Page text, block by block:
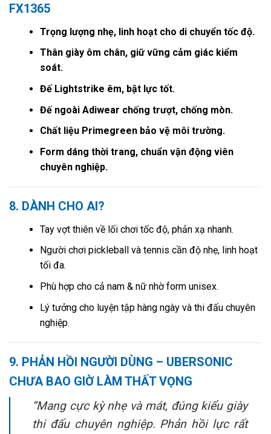
FX1365
Trọng lượng nhẹ, linh hoạt cho di chuyển tốc độ.
Thân giày ôm chân, giữ vững cảm giác kiểm
soát.
Đế Lightstrike êm, bật lực tốt.
Đế ngoài Adiwear chống trượt, chống mòn.
Chất liệu Primegreen bảo vệ môi trường.
Form dáng thời trang, chuẩn vận động viên
chuyên nghiệp.
8. DÀNH CHO AI?
Tay vợt thiên về lối chơi tốc độ, phản xạ nhanh.
Người chơi pickleball và tennis cần độ nhẹ, linh hoạt
tối đa.
Phù hợp cho cả nam & nữ nhờ form unisex.
Lý tưởng cho luyện tập hàng ngày và thi đấu chuyên
nghiệp.
9. PHẢN HỒI NGƯỜI DÙNG – UBERSONIC
CHƯA BAO GIỜ LÀM THẤT VỌNG
“Mang cực kỳ nhẹ và mát, đúng kiểu giày
thi đấu chuyên nghiệp. Phản hồi lực rất